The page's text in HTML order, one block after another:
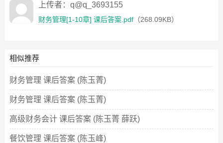
附件下载列表如下：
财务管理[1-10章] 课后答案.pdf
上传者：q@q_3693155
财务管理[1-10章] 课后答案.pdf （268.09KB）
相似推荐
财务管理 课后答案 (陈玉菁)
财务管理 课后答案 (陈玉菁)
高级财务会计 课后答案 (陈玉菁 薛跃)
餐饮管理 课后答案 (陈玉峰)